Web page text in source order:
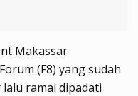
Makassar
(F8) yang sudah
ramai dipadati